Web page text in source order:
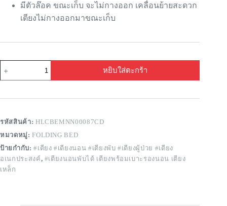
มีตัวล๊อค ขณะเก็บ จะไม่กางออก เคลื่อนย้ายสะดวก
เตียงไม่กางออกมาขณะเก็บ
หยิบใส่ตะกร้า
รหัสสินค้า: HLCBEMNN00087CD
หมวดหมู่:FOLDING BED
ป้ายกำกับ:#เตียง #เตียงนอน #เตียงพับ #เตียงผู้ป่วย #เตียง
อเนกประสงค์, #เตียงนอนพับได้ เตียงพร้อมเบาะรองนอน เตียง
เหล็ก